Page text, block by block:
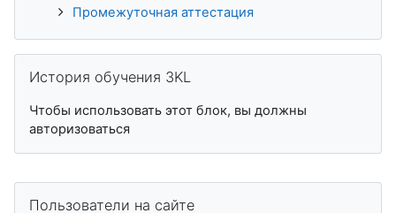
Промежуточная аттестация
История обучения 3KL
Чтобы использовать этот блок, вы должны
авторизоваться
Пользователи на сайте